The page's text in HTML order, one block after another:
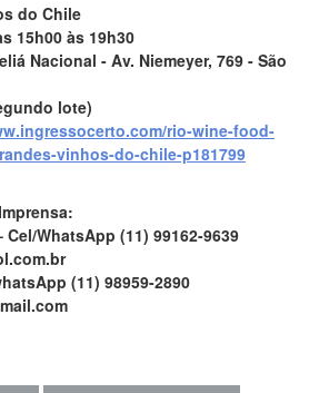
do Chile
15h00 às 19h30
Nacional - Av. Niemeyer, 769 - São
lote)
rio-wine-food-
vinhos-do-chile-p181799
WhatsApp (11) 99162-9639
(11) 98959-2890